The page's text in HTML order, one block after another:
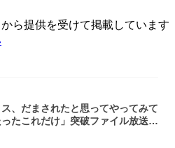
ら提供を受けて掲載しています
、だまされたと思ってやってみて
ったこれだけ」突破ファイル放送で